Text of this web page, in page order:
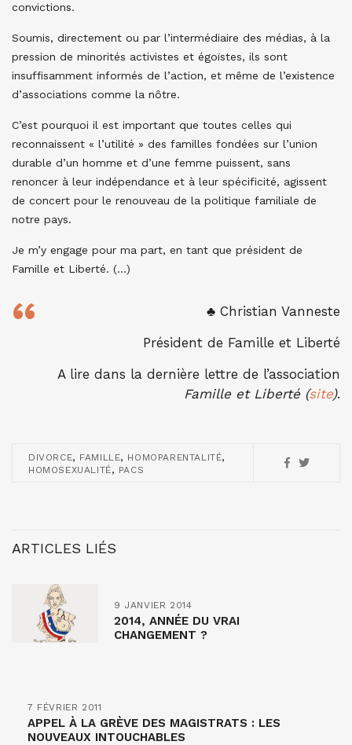
convictions.
Soumis, directement ou par l’intermédiaire des médias, à la
pression de minorités activistes et égoïstes, ils sont
insuffisamment informés de l’action, et même de l’existence
d’associations comme la nôtre.
C’est pourquoi il est important que toutes celles qui
reconnaissent « l’utilité » des familles fondées sur l’union
durable d’un homme et d’une femme puissent, sans
renoncer à leur indépendance et à leur spécificité, agissent
de concert pour le renouveau de la politique familiale de
notre pays.
Je m’y engage pour ma part, en tant que président de
Famille et Liberté. (…)
♣ Christian Vanneste
Président de Famille et Liberté
A lire dans la dernière lettre de l’association
Famille et Liberté (site).
DIVORCE, FAMILLE, HOMOPARENTALITÉ,
HOMOSEXUALITÉ, PACS
ARTICLES LIÉS
9 JANVIER 2014
2014, ANNÉE DU VRAI
CHANGEMENT ?
7 FÉVRIER 2011
APPEL À LA GRÈVE DES MAGISTRATS : LES
NOUVEAUX INTOUCHABLES